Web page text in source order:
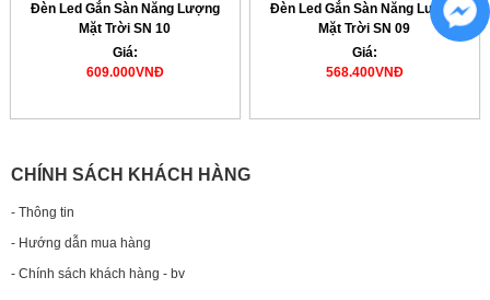
Đèn Led Gắn Sàn Năng Lượng
Mặt Trời SN 10
Giá:
609.000VNĐ
Đèn Led Gắn Sàn Năng Lượng
Mặt Trời SN 09
Giá:
568.400VNĐ
CHÍNH SÁCH KHÁCH HÀNG
- Thông tin
- Hướng dẫn mua hàng
- Chính sách khách hàng - bv